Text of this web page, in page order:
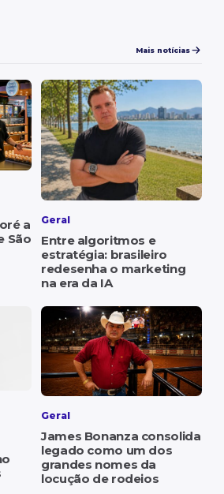
Mais notícias
a
São
Geral
Entre algoritmos e
estratégia: brasileiro
redesenha o marketing
na era da IA
Geral
James Bonanza consolida
legado como um dos
grandes nomes da
locução de rodeios